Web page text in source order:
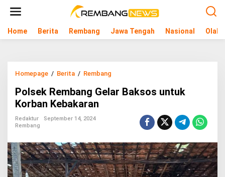
t
Home Berita Rembang Jawa Tengah Nasional
Homepage / Berita / Rembang
l
m
b
a
n
Polsek Rembang Gelar Baksos untuk
Korban Kebakaran
Redaktur
September 14, 2024
Rembang